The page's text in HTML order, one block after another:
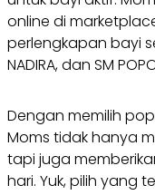
online di
perlengkapan bayi
NADIRA, dan SM
Dengan memilih
Moms tidak hanya
tapi juga
hari. Yuk, pilih yang